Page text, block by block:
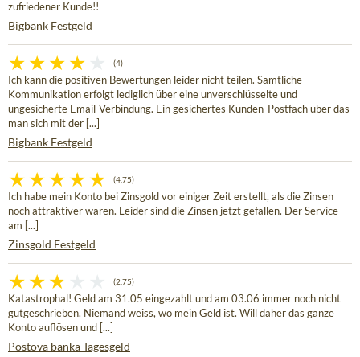
zufriedener Kunde!!
Bigbank Festgeld
(4)
Ich kann die positiven Bewertungen leider nicht teilen. Sämtliche
Kommunikation erfolgt lediglich über eine unverschlüsselte und
ungesicherte Email-Verbindung. Ein gesichertes Kunden-Postfach über das
man sich mit der [...]
Bigbank Festgeld
(4,75)
Ich habe mein Konto bei Zinsgold vor einiger Zeit erstellt, als die Zinsen
noch attraktiver waren. Leider sind die Zinsen jetzt gefallen. Der Service
am [...]
Zinsgold Festgeld
(2,75)
Katastrophal! Geld am 31.05 eingezahlt und am 03.06 immer noch nicht
gutgeschrieben. Niemand weiss, wo mein Geld ist. Will daher das ganze
Konto auflösen und [...]
Postova banka Tagesgeld